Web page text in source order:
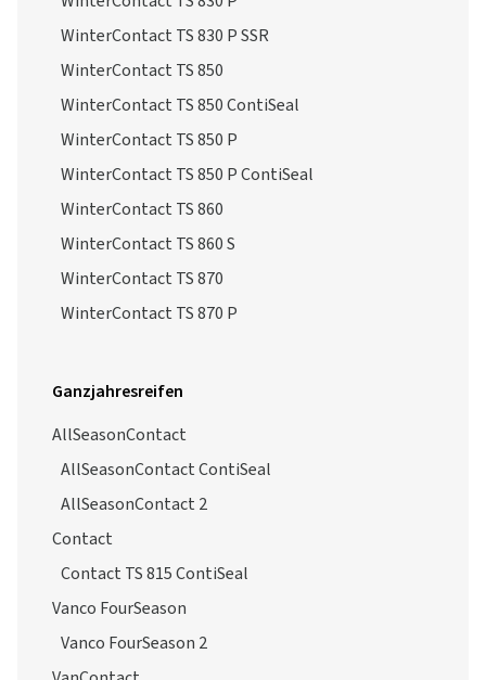
WinterContact TS 830 P SSR
WinterContact TS 850
WinterContact TS 850 ContiSeal
WinterContact TS 850 P
WinterContact TS 850 P ContiSeal
WinterContact TS 860
WinterContact TS 860 S
WinterContact TS 870
WinterContact TS 870 P
Ganzjahresreifen
AllSeasonContact
AllSeasonContact ContiSeal
AllSeasonContact 2
Contact
Contact TS 815 ContiSeal
Vanco FourSeason
Vanco FourSeason 2